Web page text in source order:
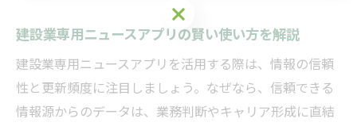
建設業専用ニュースアプリの賢い使い方を解説
建設業専用ニュースアプリを活用する際は、情報の信頼
性と更新頻度に注目しましょう。なぜなら、信頼できる
情報源からのデータは、業務判断やキャリア形成に直結
お問い合わせはこちら